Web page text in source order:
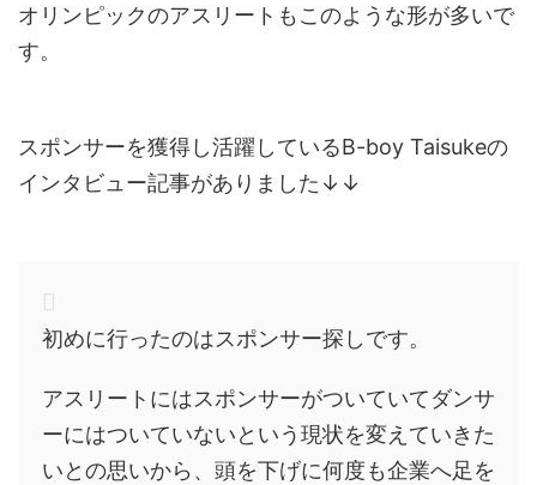
オリンピックのアスリートもこのような形が多いで
す。
スポンサーを獲得し活躍しているB-boy Taisukeの
インタビュー記事がありました↓↓
初めに行ったのはスポンサー探しです。
アスリートにはスポンサーがついていてダンサ
ーにはついていないという現状を変えていきた
いとの思いから、頭を下げに何度も企業へ足を